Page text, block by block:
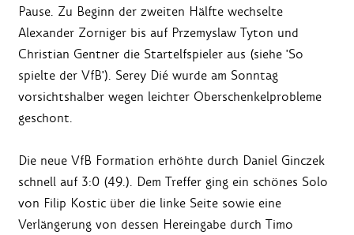
Pause. Zu Beginn der zweiten Hälfte wechselte
Alexander Zorniger bis auf Przemyslaw Tyton und
Christian Gentner die Startelfspieler aus (siehe 'So
spielte der VfB'). Serey Dié wurde am Sonntag
vorsichtshalber wegen leichter Oberschenkelprobleme
geschont.
Die neue VfB Formation erhöhte durch Daniel Ginczek
schnell auf 3:0 (49.). Dem Treffer ging ein schönes Solo
von Filip Kostic über die linke Seite sowie eine
Verlängerung von dessen Hereingabe durch Timo